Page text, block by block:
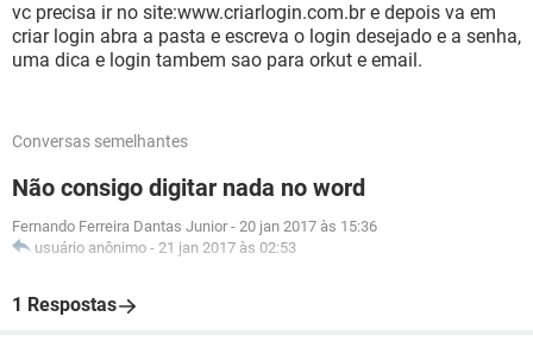
vc precisa ir no site:www.criarlogin.com.br e depois va em
criar login abra a pasta e escreva o login desejado e a senha,
uma dica e login tambem sao para orkut e email.
Conversas semelhantes
Não consigo digitar nada no word
Fernando Ferreira Dantas Junior - 20 jan 2017 às 15:36
usuário anônimo - 21 jan 2017 às 02:53
1 Respostas